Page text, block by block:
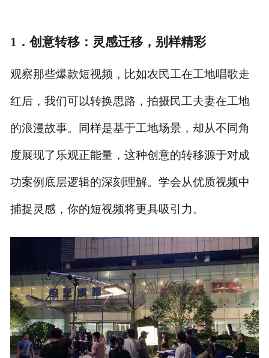
1． 创意转移：灵感迁移，别样精彩
观察那些爆款短视频，比如农民工在工地唱歌走
红后，我们可以转换思路，拍摄民工夫妻在工地
的浪漫故事。同样是基于工地场景，却从不同角
度展现了乐观正能量，这种创意的转移源于对成
功案例底层逻辑的深刻理解。学会从优质视频中
捕捉灵感，你的短视频将更具吸引力。